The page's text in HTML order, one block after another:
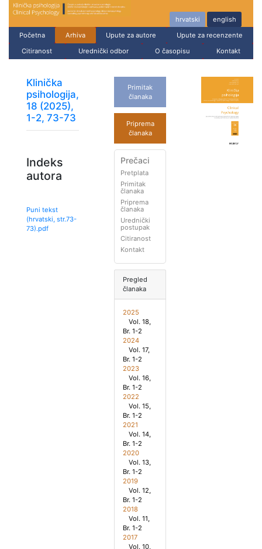
hrvatski
english
Početna
Arhiva Upute za autore
Upute za recenzente
Citiranost
Urednički odbor O časopisu Kontakt
Klinička
psihologija,
18 (2025),
1-2, 73-73
Indeks
autora
Puni tekst
(hrvatski, str.73-
73).pdf
Primitak
članaka
Priprema
članaka
Prečaci
Pretplata
Primitak
članaka
Priprema
članaka
Urednički
postupak
Citiranost
Kontakt
Pregled
članaka
2025
Vol. 18,
Br. 1-2
2024
Vol. 17,
Br. 1-2
2023
Vol. 16,
Br. 1-2
2022
Vol. 15,
Br. 1-2
2021
Vol. 14,
Br. 1-2
2020
Vol. 13,
Br. 1-2
2019
Vol. 12,
Br. 1-2
2018
Vol. 11,
Br. 1-2
2017
Vol. 10,